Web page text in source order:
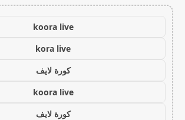
koora live
kora live
كورة لايف
koora live
كورة لايف